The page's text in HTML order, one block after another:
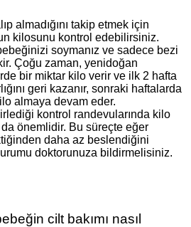
almadığını takip etmek için
kilosunu kontrol edebilirsiniz.
soymanız ve sadece bezi
Çoğu zaman, yenidoğan
bir miktar kilo verir ve ilk 2 hafta
geri kazanır, sonraki haftalarda
almaya devam eder.
kontrol randevularında kilo
önemlidir. Bu süreçte eğer
daha az beslendiğini
doktorunuza bildirmelisiniz.
cilt bakımı nasıl